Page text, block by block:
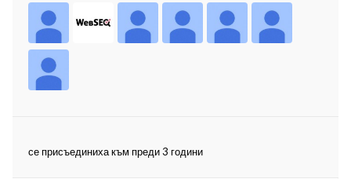
се присъединиха към преди 3 години